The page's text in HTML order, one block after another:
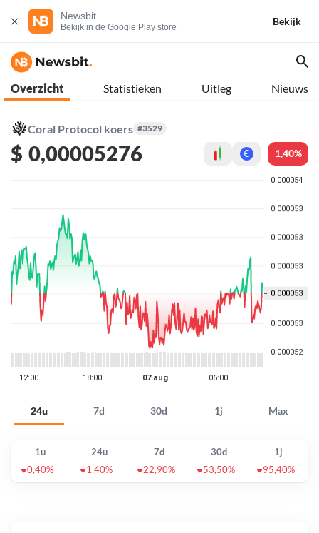
Newsbit
Bekijk in de Google Play store
Bekijk
Overzicht Statistieken Uitleg Nieuws
Coral Protocol koers #3529
$ 0,00005276 € 1,40%
24u 7d 30d 1j Max
1u 24u 7d 30d
1j
0,40%
1,40% 22,90% 53,50% 95,40%